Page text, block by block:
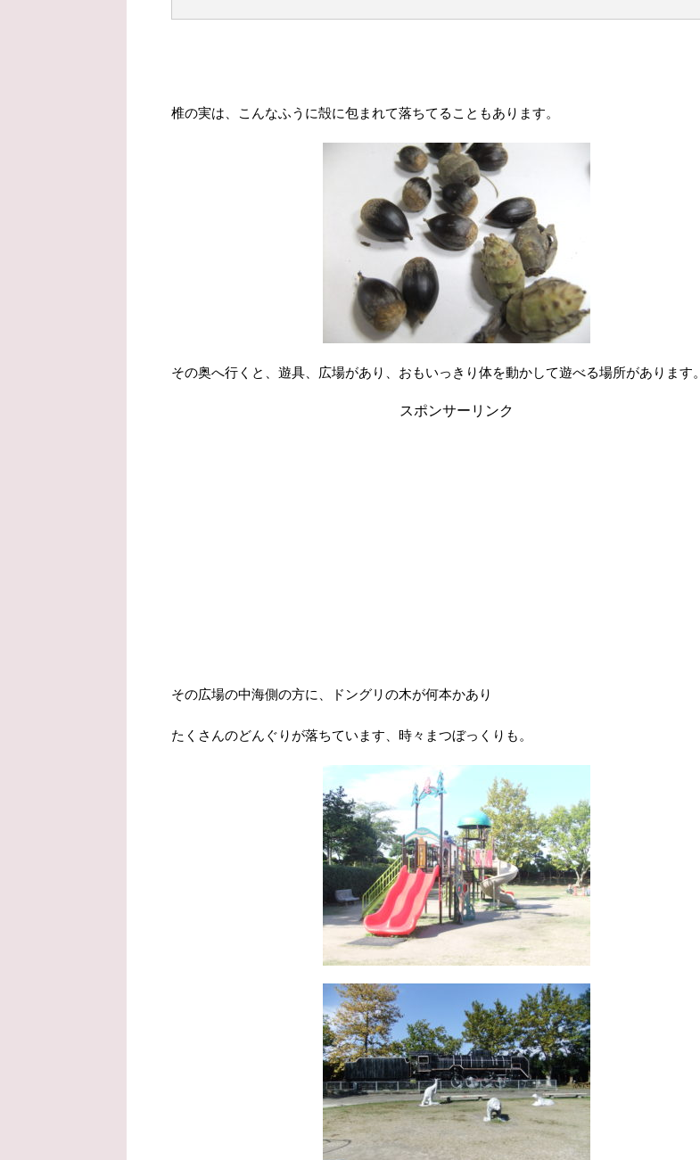
椎の実は、こんなふうに殻に包まれて落ちてることもあります。
その奥へ行くと、遊具、広場があり、おもいっきり体を動かして遊べる場所があります。
スポンサーリンク
その広場の中海側の方に、ドングリの木が何本かあり
たくさんのどんぐりが落ちています、時々まつぼっくりも。